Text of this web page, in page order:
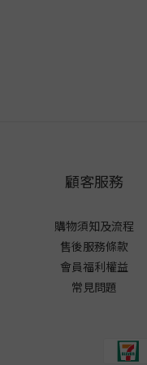
顧客服務
購物須知及流程
售後服務條款
會員福利權益
常見問題